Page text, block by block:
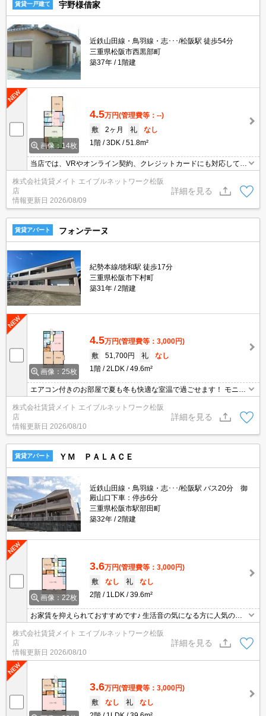
賃貸一戸建て 宇野様借家
近鉄山田線・鳥羽線・志･･･/松阪駅 徒歩54分
三重県松阪市西黒部町
築37年
1階建
画像：14枚
4.5万円(管理費等：--)
敷
2ヶ月 礼
なし
1階
3DK 51.8m²
当店では、VRやオンライン契約、クレジットカードにも対応してお
りWEBのみでの契約も可能ですのでお気軽にお問い合わせ下さい！
株式会社賃貸メイト エイブルネットワーク松阪
店
情報更新日 2026/08/09
詳細を見る
賃貸アパート フォンテーヌ
紀勢本線/徳和駅 徒歩17分
三重県松阪市下村町
築31年
2階建
画像：25枚
4.5万円(管理費等：3,000円)
敷
51,700円 礼
なし
1階
2LDK 49.6m²
エアコン付きのお部屋で夏も冬も快適な室温で過ごせます！ モニタ
ーホン付きのお部屋です。お部屋から訪問者を確認できるのでセキ
ュリティ面はもちろん知らない人やセールスに対応する必要もあり
株式会社賃貸メイト エイブルネットワーク松阪
店
情報更新日 2026/08/10
詳細を見る
賃貸アパート ＹＭ ＰＡＬＡＣＥ
近鉄山田線・鳥羽線・志･･･/松阪駅 バス20分 御
殿山口下車：停歩6分
三重県松阪市駅部田町
築32年
2階建
画像：22枚
3.6万円(管理費等：3,000円)
敷
なし 礼
なし
2階
1LDK 39.6m²
お家賃を抑えられておすすめです♪ 生活音の気になる方に人気の角
部屋！お隣さまが少ないので生活音が軽減されます◎玄関前を通る
人が少なくなるのも良いところ！
株式会社賃貸メイト エイブルネットワーク松阪
店
情報更新日 2026/08/10
詳細を見る
3.6万円(管理費等：3,000円)
敷
なし 礼
なし